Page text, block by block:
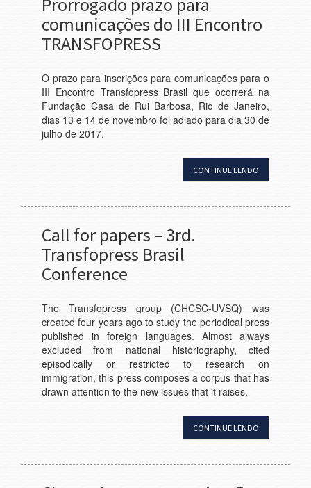
comunicações do III Encontro
TRANSFOPRESS
O prazo para inscrições para comunicações para o
III Encontro Transfopress Brasil que ocorrerá na
Fundação Casa de Rui Barbosa, Rio de Janeiro,
dias 13 e 14 de novembro foi adiado para dia 30 de
julho de 2017.
CONTINUE LENDO
Call for papers – 3rd.
Transfopress Brasil
Conference
The Transfopress group (CHCSC-UVSQ) was
created four years ago to study the periodical press
published in foreign languages. Almost always
excluded from national historiography, cited
episodically or restricted to research on
immigration, this press composes a corpus that has
drawn attention to the new issues that it raises.
CONTINUE LENDO